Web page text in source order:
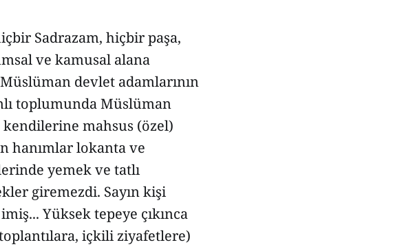
Sadrazam, hiçbir paşa,
ve kamusal alana
devlet adamlarının
toplumunda Müslüman
mahsus (özel)
hanımlar lokanta ve
yemek ve tatlı
giremezdi. Sayın kişi
Yüksek tepeye çıkınca
içkili ziyafetlere)